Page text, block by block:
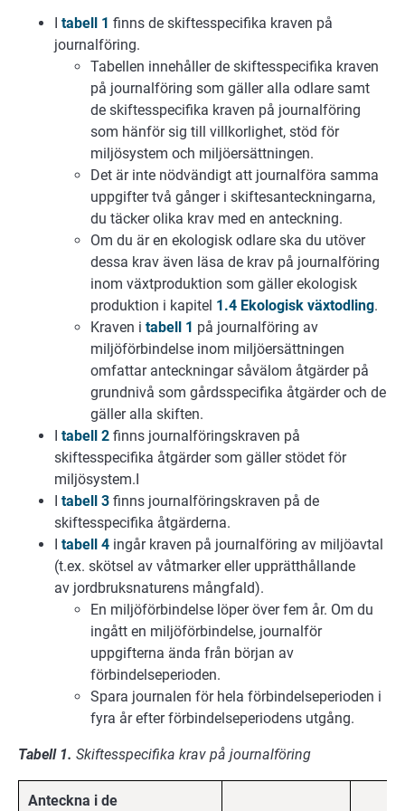
I tabell 1 finns de skiftesspecifika kraven på
journalföring.
Tabellen innehåller de skiftesspecifika kraven
på journalföring som gäller alla odlare samt
de skiftesspecifika kraven på journalföring
som hänför sig till villkorlighet, stöd för
miljösystem och miljöersättningen.
Det är inte nödvändigt att journalföra samma
uppgifter två gånger i skiftesanteckningarna,
du täcker olika krav med en anteckning.
Om du är en ekologisk odlare ska du utöver
dessa krav även läsa de krav på journalföring
inom växtproduktion som gäller ekologisk
produktion i kapitel 1.4 Ekologisk växtodling.
Kraven i tabell 1 på journalföring av
miljöförbindelse inom miljöersättningen
omfattar anteckningar såvälom åtgärder på
grundnivå som gårdsspecifika åtgärder och de
gäller alla skiften.
I tabell 2 finns journalföringskraven på
skiftesspecifika åtgärder som gäller stödet för
miljösystem.I
I tabell 3 finns journalföringskraven på de
skiftesspecifika åtgärderna.
I tabell 4 ingår kraven på journalföring av miljöavtal
(t.ex. skötsel av våtmarker eller upprätthållande
av jordbruksnaturens mångfald).
En miljöförbindelse löper över fem år. Om du
ingått en miljöförbindelse, journalför
uppgifterna ända från början av
förbindelseperioden.
Spara journalen för hela förbindelseperioden i
fyra år efter förbindelseperiodens utgång.
Tabell 1. Skiftesspecifika krav på journalföring
Anteckna i de